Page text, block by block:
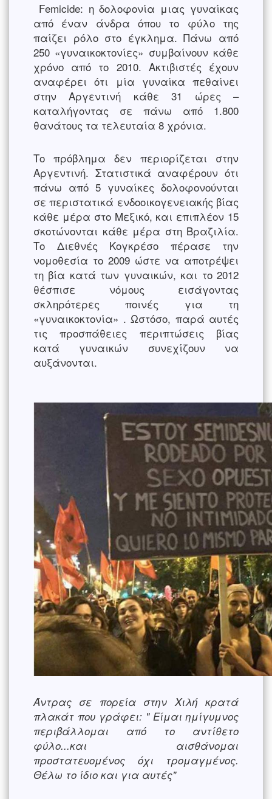
Femicide: η δολοφονία μιας γυναίκας
από έναν άνδρα όπου το φύλο της
παίζει ρόλο στο έγκλημα. Πάνω από
250 «γυναικοκτονίες» συμβαίνουν κάθε
χρόνο από το 2010. Ακτιβιστές έχουν
αναφέρει ότι μία γυναίκα πεθαίνει
στην Αργεντινή κάθε 31 ώρες –
καταλήγοντας σε πάνω από 1.800
θανάτους τα τελευταία 8 χρόνια.
Το πρόβλημα δεν περιορίζεται στην
Αργεντινή. Στατιστικά αναφέρουν ότι
πάνω από 5 γυναίκες δολοφονούνται
σε περιστατικά ενδοοικογενειακής βίας
κάθε μέρα στο Μεξικό, και επιπλέον 15
σκοτώνονται κάθε μέρα στη Βραζιλία.
Το Διεθνές Κογκρέσο πέρασε την
νομοθεσία το 2009 ώστε να αποτρέψει
τη βία κατά των γυναικών, και το 2012
θέσπισε νόμους εισάγοντας
σκληρότερες ποινές για τη
«γυναικοκτονία» . Ωστόσο, παρά αυτές
τις προσπάθειες περιπτώσεις βίας
κατά γυναικών συνεχίζουν να
αυξάνονται.
Άντρας σε πορεία στην Χιλή κρατά
πλακάτ που γράφει: " Είμαι ημίγυμνος
περιβάλλομαι από το αντίθετο
φύλο...και αισθάνομαι
προστατευομένος όχι τρομαγμένος.
Θέλω το ίδιο και για αυτές"